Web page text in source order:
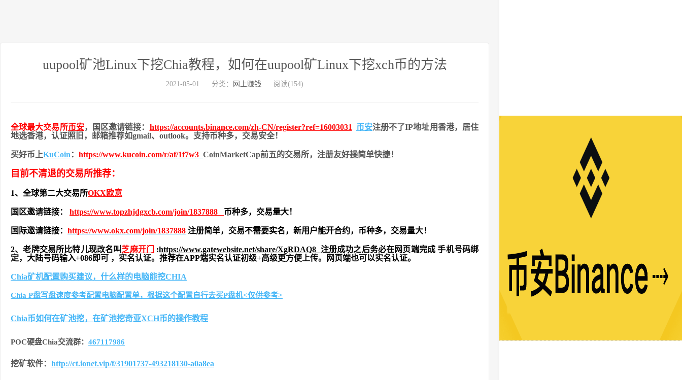
uupool矿池Linux下挖Chia教程，如何在uupool矿Linux下挖xch币的方法
2021-05-01 分类： 网上赚钱 阅读(154)
全球最大交易所币安，国区邀请链接： https://accounts.binance.com/zh-CN/register?ref=16003031 币安注册不了IP地址用香港，居住
地选香港，认证照旧， 邮箱推荐如gmail、outlook。支持币种多，交易安全！
买好币上KuCoin ： https://www.kucoin.com/r/af/1f7w3 CoinMarketCap前五的交易所，注册友好操简单快捷！
目前不清退的交易所推荐：
1、全球第二大交易所OKX欧意
国区邀请链接： https://www.topzhjdgxcb.com/join/1837888 币种多，交易量大！
国际邀请链接： https://www.okx.com/join/1837888 注册简单，交易不需要实名，新用户能开合约， 币种多，交易量大！
2、老牌交易所比特儿现改名叫 芝麻开门 :https://www.gatewebsite.net/share/XgRDAQ8 注册成功之后务必在网页端完成 手机号码绑
定，大陆号码输入+086即可 ，实名认证。推荐在APP端实名认证初级+高级更方便上传。网页端也可以实名认证。
Chia矿机配置购买建议，什么样的电脑能挖CHIA
Chia P盘写盘速度参考配置电脑配置单，根据这个配置自行去买P盘机<仅供参考>
Chia币如何在矿池挖，在矿池挖奇亚XCH币的操作教程
POC硬盘Chia交流群： 467117986
挖矿软件： http://ct.ionet.vip/f/31901737-493218130-a0a8ea